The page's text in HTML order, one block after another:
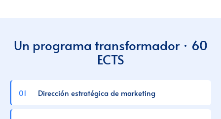
Un programa transformador · 60
ECTS
Dirección estratégica de marketing